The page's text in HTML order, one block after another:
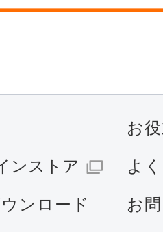
お
ンストア よ
ンロード お